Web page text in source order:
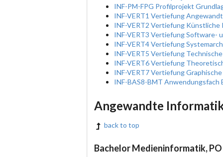
INF-PM-FPG Profilprojekt
INF-VERT1 Vertiefung
INF-VERT2 Vertiefung Künstliche
INF-VERT3 Vertiefung Software-
INF-VERT4 Vertiefung
INF-VERT5 Vertiefung
INF-VERT6 Vertiefung
INF-VERT7 Vertiefung
INF-BAS8-BMT Anwendungsfach
Angewandte
back to top
Bachelor Medieninformatik, PO